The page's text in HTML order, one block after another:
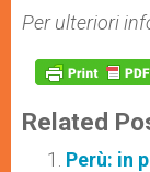
Per ulteriori
Related
Perù: in